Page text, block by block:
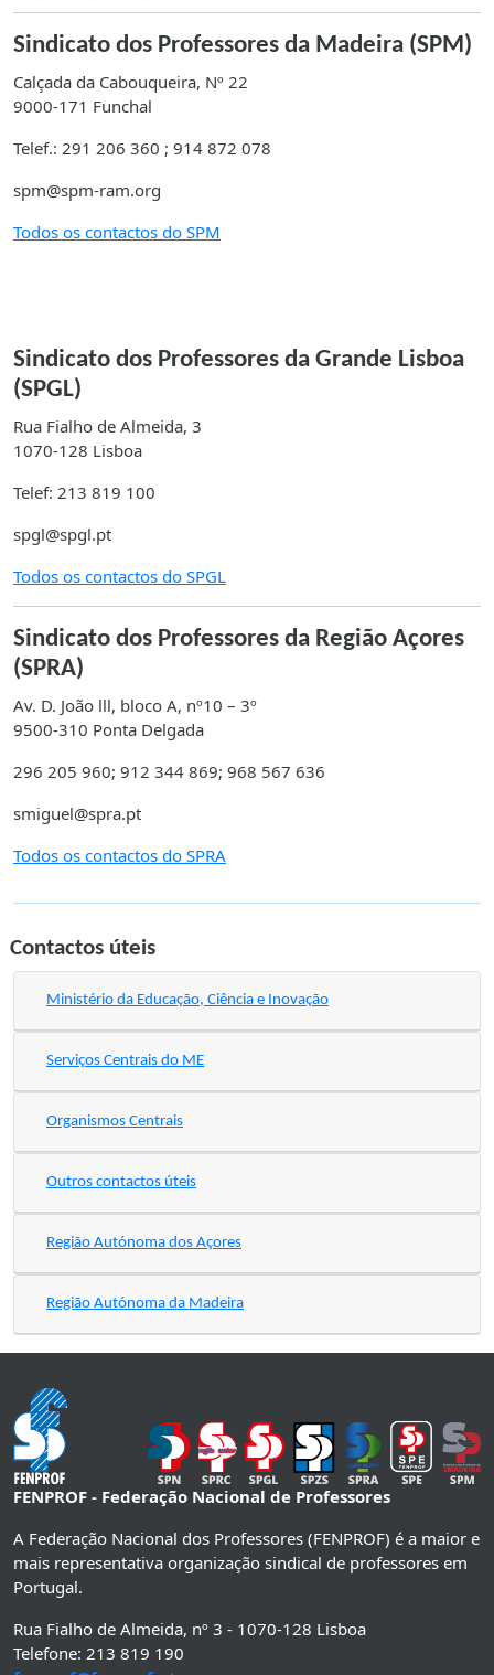
Sindicato dos Professores da Madeira (SPM)
Calçada da Cabouqueira, Nº 22
9000-171 Funchal
Telef.: 291 206 360 ; 914 872 078
spm@spm-ram.org
Todos os contactos do SPM
Sindicato dos Professores da Grande Lisboa
(SPGL)
Rua Fialho de Almeida, 3
1070-128 Lisboa
Telef: 213 819 100
spgl@spgl.pt
Todos os contactos do SPGL
Sindicato dos Professores da Região Açores
(SPRA)
Av. D. João lll, bloco A, nº10 – 3º
9500-310 Ponta Delgada
296 205 960; 912 344 869; 968 567 636
smiguel@spra.pt
Todos os contactos do SPRA
Contactos úteis
Ministério da Educação, Ciência e Inovação
Serviços Centrais do ME
Organismos Centrais
Outros contactos úteis
Região Autónoma dos Açores
Região Autónoma da Madeira
FENPROF - Federação Nacional de Professores
A Federação Nacional dos Professores (FENPROF) é a maior e
mais representativa organização sindical de professores em
Portugal.
Rua Fialho de Almeida, nº 3 - 1070-128 Lisboa
Telefone: 213 819 190